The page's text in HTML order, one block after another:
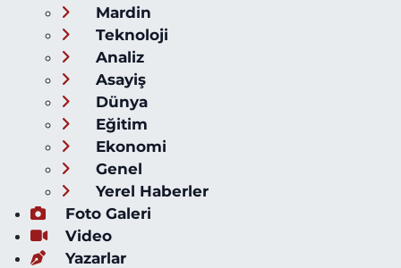
Mardin
Teknoloji
Analiz
Asayiş
Dünya
Eğitim
Ekonomi
Genel
Yerel Haberler
Foto Galeri
Video
Yazarlar